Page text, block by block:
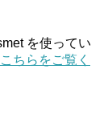
を使ってい
ちらをご覧く